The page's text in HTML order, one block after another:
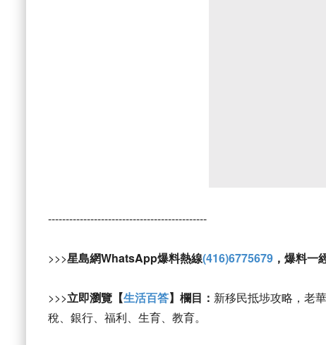
---------------------------------------------
>>>星島網WhatsApp爆料熱線(416)6775679 ，爆料一
>>>立即瀏覽【生活百答】欄目： 新移民抵埗攻略，老
稅、銀行、福利、生育、教育。